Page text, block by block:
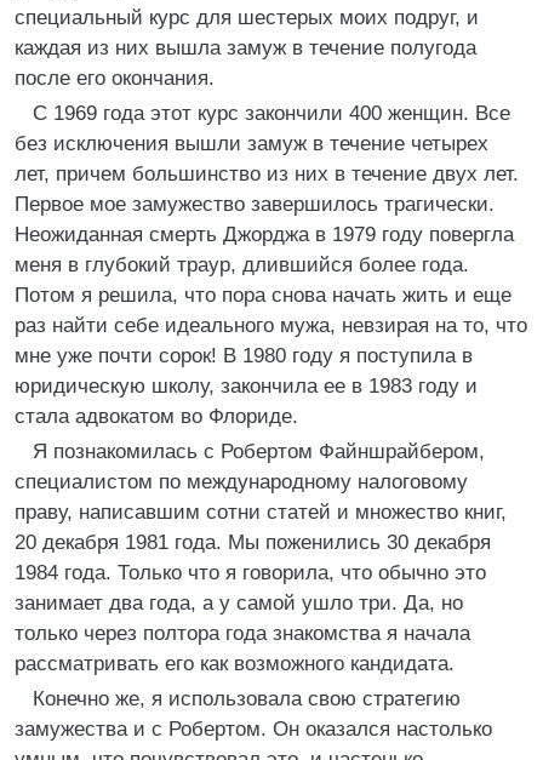
специальный курс для шестерых моих подруг, и
каждая из них вышла замуж в течение полугода
после его окончания.
С 1969 года этот курс закончили 400 женщин. Все
без исключения вышли замуж в течение четырех
лет, причем большинство из них в течение двух лет.
Первое мое замужество завершилось трагически.
Неожиданная смерть Джорджа в 1979 году повергла
меня в глубокий траур, длившийся более года.
Потом я решила, что пора снова начать жить и еще
раз найти себе идеального мужа, невзирая на то, что
мне уже почти сорок! В 1980 году я поступила в
юридическую школу, закончила ее в 1983 году и
стала адвокатом во Флориде.
Я познакомилась с Робертом Файншрайбером,
специалистом по международному налоговому
праву, написавшим сотни статей и множество книг,
20 декабря 1981 года. Мы поженились 30 декабря
1984 года. Только что я говорила, что обычно это
занимает два года, а у самой ушло три. Да, но
только через полтора года знакомства я начала
рассматривать его как возможного кандидата.
Конечно же, я использовала свою стратегию
замужества и с Робертом. Он оказался настолько